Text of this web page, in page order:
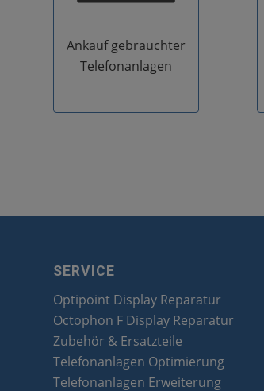
Ankauf gebrauchter
Telefonanlagen
SERVICE
Optipoint Display Reparatur
Octophon F Display Reparatur
Zubehör & Ersatzteile
Telefonanlagen Optimierung
Telefonanlagen Erweiterung